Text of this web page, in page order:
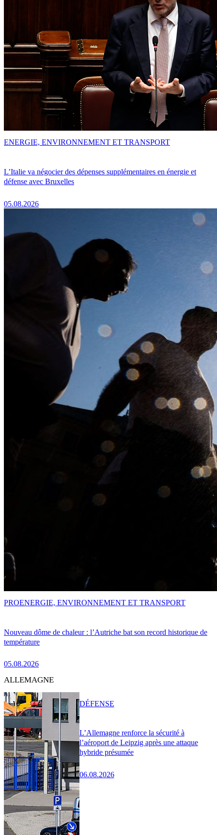
L’Italie va négocier des dépenses supplémentaires en énergie et
défense avec Bruxelles
05.08.2026
ENERGIE, ENVIRONNEMENT ET TRANSPORT
Nouveau dôme de chaleur : l’Autriche bat son record historique de
température
05.08.2026
PROENERGIE, ENVIRONNEMENT ET TRANSPORT
ALLEMAGNE
L’Allemagne renforce la sécurité à
l’aéroport de Leipzig après une attaque
hybride présumée
06.08.2026
DÉFENSE